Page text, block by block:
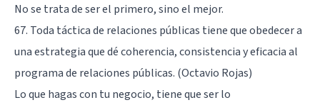
No se trata de ser el primero, sino el mejor.
67. Toda táctica de relaciones públicas tiene que obedecer a
una estrategia que dé coherencia, consistencia y eficacia al
programa de relaciones públicas. (Octavio Rojas)
Lo que hagas con tu negocio, tiene que ser lo